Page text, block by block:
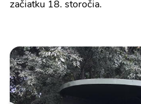
začiatku 18. storočia.